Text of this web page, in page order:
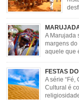
de boi, carreteada,
exposição agropecuária,
A Marujada
margens do
aquele que
sendo milagroso e grande
São Benedito é a
FESTAS
A série “Fé,
Cultural é